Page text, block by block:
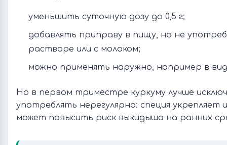
уменьшить суточную дозу до 0,5 г;
добавлять приправу в пищу, но не
растворе или с молоком;
можно применять наружно, например в
Но в первом триместре куркуму лучше
употреблять нерегулярно: специя
может повысить риск выкидыша на ранних